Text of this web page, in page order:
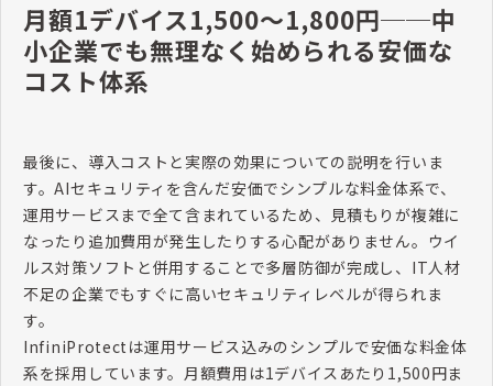
月額1デバイス1,500～1,800円──中
小企業でも無理なく始められる安価な
コスト体系
最後に、導入コストと実際の効果についての説明を行いま
す。AIセキュリティを含んだ安価でシンプルな料金体系で、
運用サービスまで全て含まれているため、見積もりが複雑に
なったり追加費用が発生したりする心配がありません。ウイ
ルス対策ソフトと併用することで多層防御が完成し、 IT人材
不足の企業でもすぐに高いセキュリティレベルが得られま
す。
InfiniProtect は運用サービス込みのシンプルで安価な料金体
系を採用しています。月額費用は1デバイスあたり 1,500円ま